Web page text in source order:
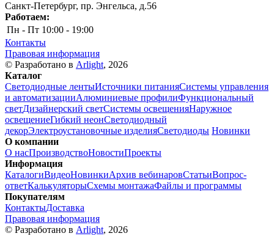
Санкт-Петербург, пр. Энгельса, д.56
Работаем:
Пн - Пт 10:00 - 19:00
Контакты
Правовая информация
© Разработано в Arlight, 2026
Каталог
Светодиодные лентыИсточники питанияСистемы управления
и автоматизацииАлюминиевые профилиФункциональный
светДизайнерский светСистемы освещенияНаружное
освещениеГибкий неонСветодиодный
декорЭлектроустановочные изделияСветодиоды Новинки
О компании
О насПроизводствоНовостиПроекты
Информация
КаталогиВидеоНовинкиАрхив вебинаровСтатьиВопрос-
ответКалькуляторыСхемы монтажаФайлы и программы
Покупателям
КонтактыДоставка
Правовая информация
© Разработано в Arlight, 2026